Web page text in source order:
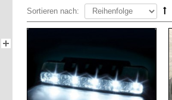
Sortieren nach: